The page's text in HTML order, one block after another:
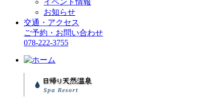
お知らせ
交通・アクセス
ご予約・お問い合わせ
078-222-3755